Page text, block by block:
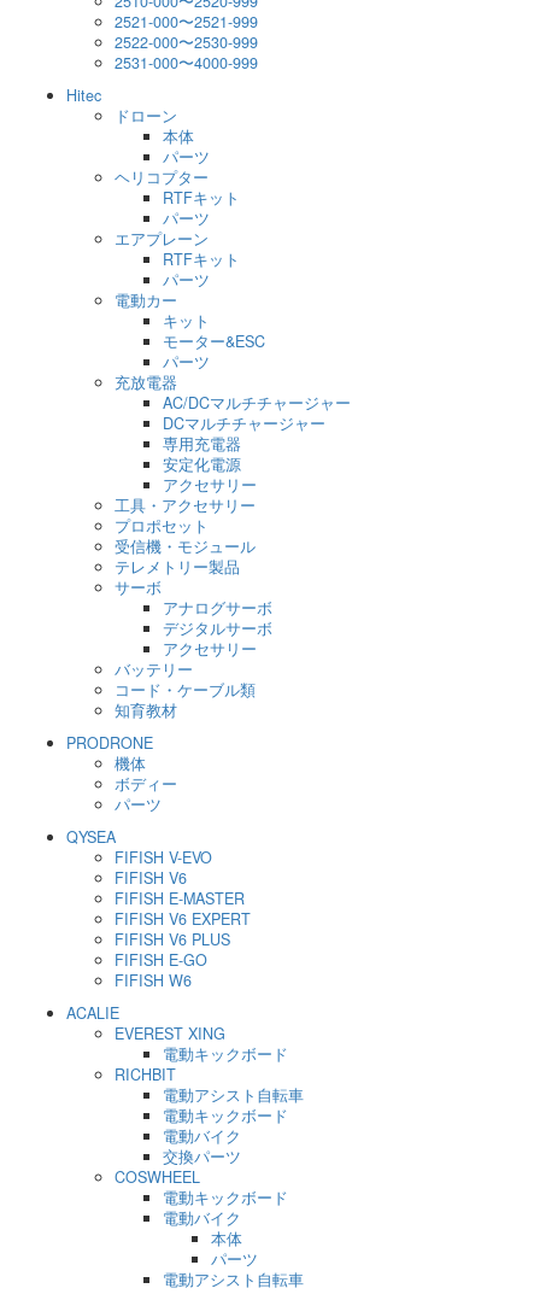
2521-000〜2521-999
2522-000〜2530-999
2531-000〜4000-999
Hitec
ドローン
本体
パーツ
ヘリコプター
RTFキット
パーツ
エアプレーン
RTFキット
パーツ
電動カー
キット
モーター&ESC
パーツ
充放電器
AC/DCマルチチャージャー
DCマルチチャージャー
専用充電器
安定化電源
アクセサリー
工具・アクセサリー
プロポセット
受信機・モジュール
テレメトリー製品
サーボ
アナログサーボ
デジタルサーボ
アクセサリー
バッテリー
コード・ケーブル類
知育教材
PRODRONE
機体
ボディー
パーツ
QYSEA
FIFISH V-EVO
FIFISH V6
FIFISH E-MASTER
FIFISH V6 EXPERT
FIFISH V6 PLUS
FIFISH E-GO
FIFISH W6
ACALIE
EVEREST XING
電動キックボード
RICHBIT
電動アシスト自転車
電動キックボード
電動バイク
交換パーツ
COSWHEEL
電動キックボード
電動バイク
本体
パーツ
電動アシスト自転車